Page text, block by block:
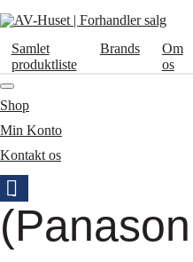
Samlet
produktliste
Brands
Om
os
Shop
Min Konto
Kontakt os